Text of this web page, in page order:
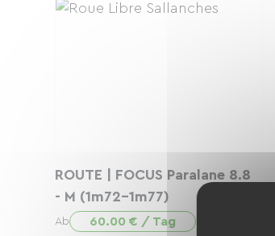
ROUTE | FOCUS Paralane 8.8
- M (1m72-1m77)
Ab 60.00 € / Tag